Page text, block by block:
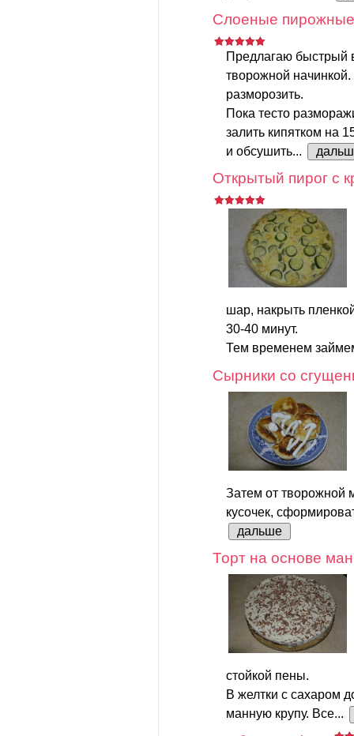
Слоеные
Предлагаю быстрый
творожной
разморозить.
Пока тесто
залить кипятком на
и обсушить...
Открытый пирог с
шар, накрыть
30-40 минут.
Тем временем
Сырники со
Затем от творожной
кусочек,
дальше
Торт на основе
стойкой пены.
В желтки с сахаром
манную крупу. Все...